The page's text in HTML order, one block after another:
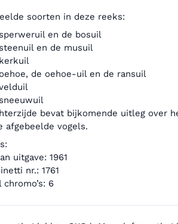
soorten in deze reeks:
en de bosuil
en de musuil
de oehoe-uil en de ransuil
bevat bijkomende uitleg over
afgebeelde vogels.
uitgave: 1961
nr.: 1761
chromo’s: 6